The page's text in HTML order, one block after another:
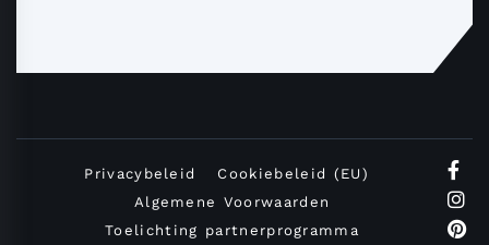
Privacybeleid
Cookiebeleid (EU)
Algemene Voorwaarden
Toelichting partnerprogramma